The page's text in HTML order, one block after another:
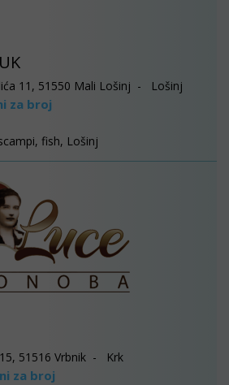
11, 51550 Mali Lošinj - Lošinj
za broj
fish, Lošinj
51516 Vrbnik - Krk
za broj